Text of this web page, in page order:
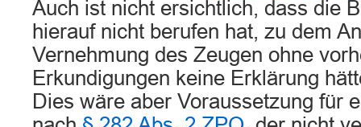
Auch ist nicht ersichtlich, dass die
hierauf nicht berufen hat, zu dem
Vernehmung des Zeugen ohne
Erkundigungen keine Erklärung
Dies wäre aber Voraussetzung für